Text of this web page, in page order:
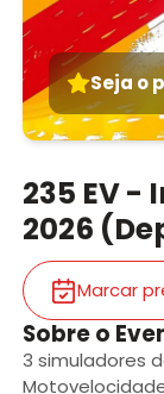
Seja o
235 EV -
2026
Marcar
Sobre o
3 simuladores